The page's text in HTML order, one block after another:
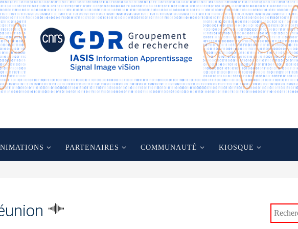
PARTENAIRES COMMUNAUTÉ KIOSQUE